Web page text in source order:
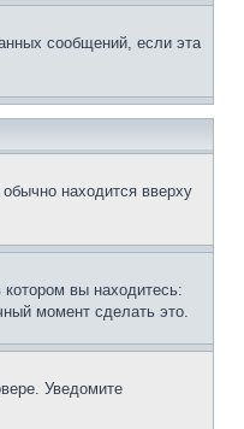
сообщений, если эта
находится вверху
вы находитесь:
момент сделать это.
Уведомите